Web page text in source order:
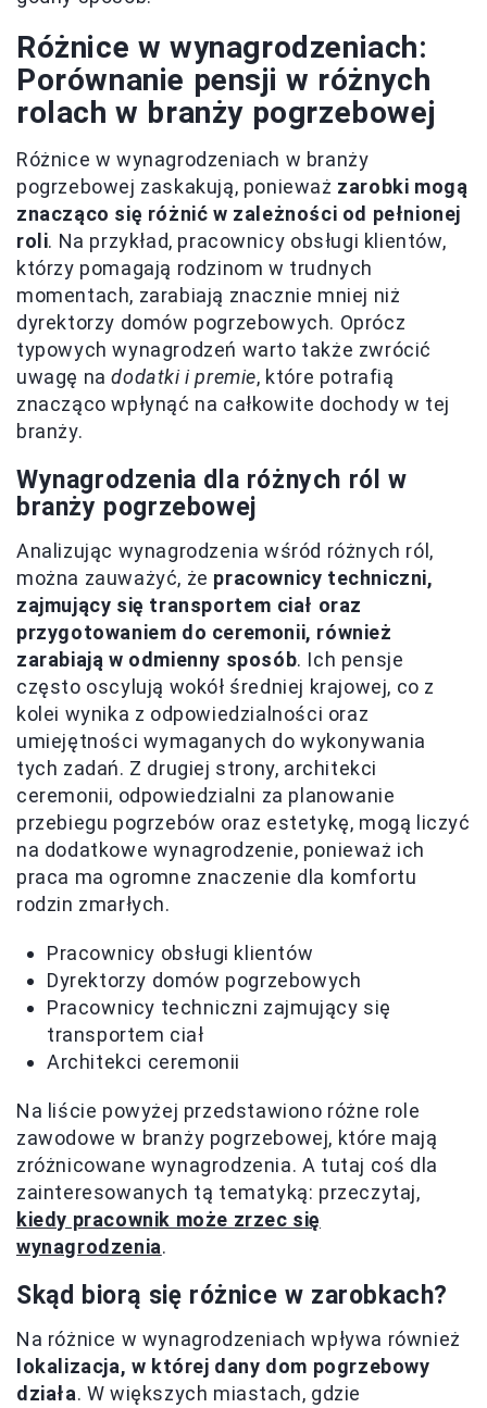
Różnice w wynagrodzeniach:
Porównanie pensji w różnych
rolach w branży pogrzebowej
Różnice w wynagrodzeniach w branży
pogrzebowej zaskakują, ponieważ zarobki mogą
znacząco się różnić w zależności od pełnionej
roli. Na przykład, pracownicy obsługi klientów,
którzy pomagają rodzinom w trudnych
momentach, zarabiają znacznie mniej niż
dyrektorzy domów pogrzebowych. Oprócz
typowych wynagrodzeń warto także zwrócić
uwagę nadodatki i premie, które potrafią
znacząco wpłynąć na całkowite dochody w tej
branży.
Wynagrodzenia dla różnych ról w
branży pogrzebowej
Analizując wynagrodzenia wśród różnych ról,
można zauważyć, że pracownicy techniczni,
zajmujący się transportem ciał oraz
przygotowaniem do ceremonii, również
zarabiają w odmienny sposób. Ich pensje
często oscylują wokół średniej krajowej, co z
kolei wynika z odpowiedzialności oraz
umiejętności wymaganych do wykonywania
tych zadań. Z drugiej strony, architekci
ceremonii, odpowiedzialni za planowanie
przebiegu pogrzebów oraz estetykę, mogą liczyć
na dodatkowe wynagrodzenie, ponieważ ich
praca ma ogromne znaczenie dla komfortu
rodzin zmarłych.
Pracownicy obsługi klientów
Dyrektorzy domów pogrzebowych
Pracownicy techniczni zajmujący się
transportem ciał
Architekci ceremonii
Na liście powyżej przedstawiono różne role
zawodowe w branży pogrzebowej, które mają
zróżnicowane wynagrodzenia. A tutaj coś dla
zainteresowanych tą tematyką: przeczytaj,
kiedy pracownik może zrzec się
wynagrodzenia.
Skąd biorą się różnice w zarobkach?
Na różnice w wynagrodzeniach wpływa również
lokalizacja, w której dany dom pogrzebowy
działa. W większych miastach, gdzie